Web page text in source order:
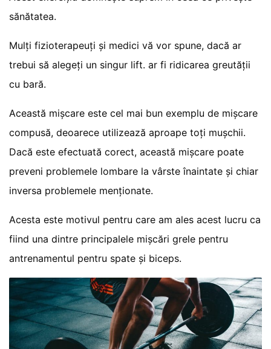
sănătatea.
Mulți fizioterapeuți și medici vă vor spune, dacă ar
trebui să alegeți un singur lift. ar fi ridicarea greutății
cu bară.
Această mișcare este cel mai bun exemplu de mișcare
compusă, deoarece utilizează aproape toți mușchii.
Dacă este efectuată corect, această mișcare poate
preveni problemele lombare la vârste înaintate și chiar
inversa problemele menționate.
Acesta este motivul pentru care am ales acest lucru ca
fiind una dintre principalele mișcări grele pentru
antrenamentul pentru spate și biceps.